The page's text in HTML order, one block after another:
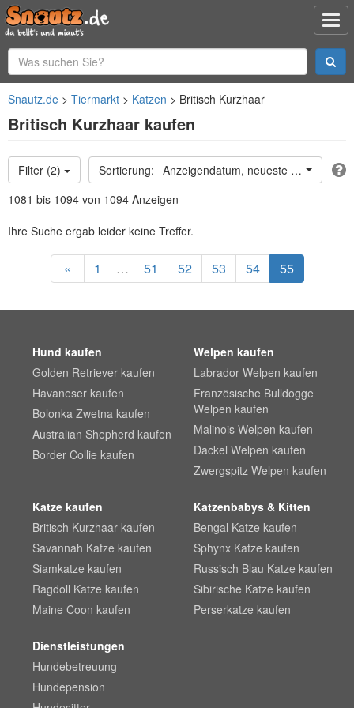
Snautz.de Tiermarkt Katzen Britisch Kurzhaar
Britisch Kurzhaar kaufen
Filter (2)
Anzeigendatum, neueste oben
1081 bis 1094 von 1094 Anzeigen
Ihre Suche ergab leider keine Treffer.
« 1 … 51 52 53 54 55
Hund kaufen
Golden Retriever kaufen
Havaneser kaufen
Bolonka Zwetna kaufen
Australian Shepherd kaufen
Border Collie kaufen
Welpen kaufen
Labrador Welpen kaufen
Französische Bulldogge
Welpen kaufen
Malinois Welpen kaufen
Dackel Welpen kaufen
Zwergspitz Welpen kaufen
Katze kaufen
Britisch Kurzhaar kaufen
Savannah Katze kaufen
Siamkatze kaufen
Ragdoll Katze kaufen
Maine Coon kaufen
Katzenbabys & Kitten
Bengal Katze kaufen
Sphynx Katze kaufen
Russisch Blau Katze kaufen
Sibirische Katze kaufen
Perserkatze kaufen
Dienstleistungen
Hundebetreuung
Hundepension